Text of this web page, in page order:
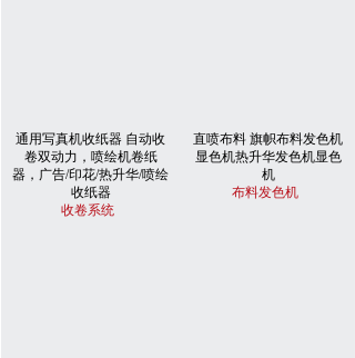
通用写真机收纸器 自动收
卷双动力，喷绘机卷纸
器，广告/印花/热升华/喷绘
收纸器
收卷系统
直喷布料 旗帜布料发色机
显色机热升华发色机显色
机
布料发色机